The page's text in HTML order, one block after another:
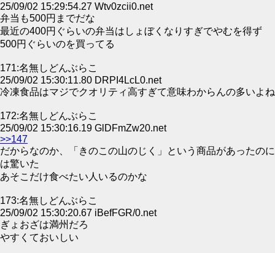
25/09/02 15:29:54.27 Wtv0zcii0.net
弁当も500円までだな
最近の400円ぐらいの弁当はしょぼくなりすぎでやむを得ず
500円ぐらいのを買ってる
171:名無しどんぶらこ
25/09/02 15:30:11.80 DRPI4LcL0.net
冷凍食品はマジでクオリティ高すぎて意味わからんの多いよね
172:名無しどんぶらこ
25/09/02 15:30:16.19 GlDFmZw20.net
>>147
だからなのか、「きのこの山のじく」という商品があったのに
は驚いた
あそこだけ食べたい人いるのかな
173:名無しどんぶらこ
25/09/02 15:30:20.67 iBefFGR/0.net
ぎょおざは満州だろ
やすくておいしい